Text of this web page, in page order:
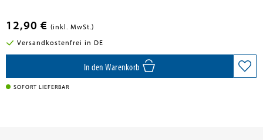
12,90 € (inkl. MwSt.)
Versandkostenfrei in DE
In den Warenkorb
SOFORT LIEFERBAR